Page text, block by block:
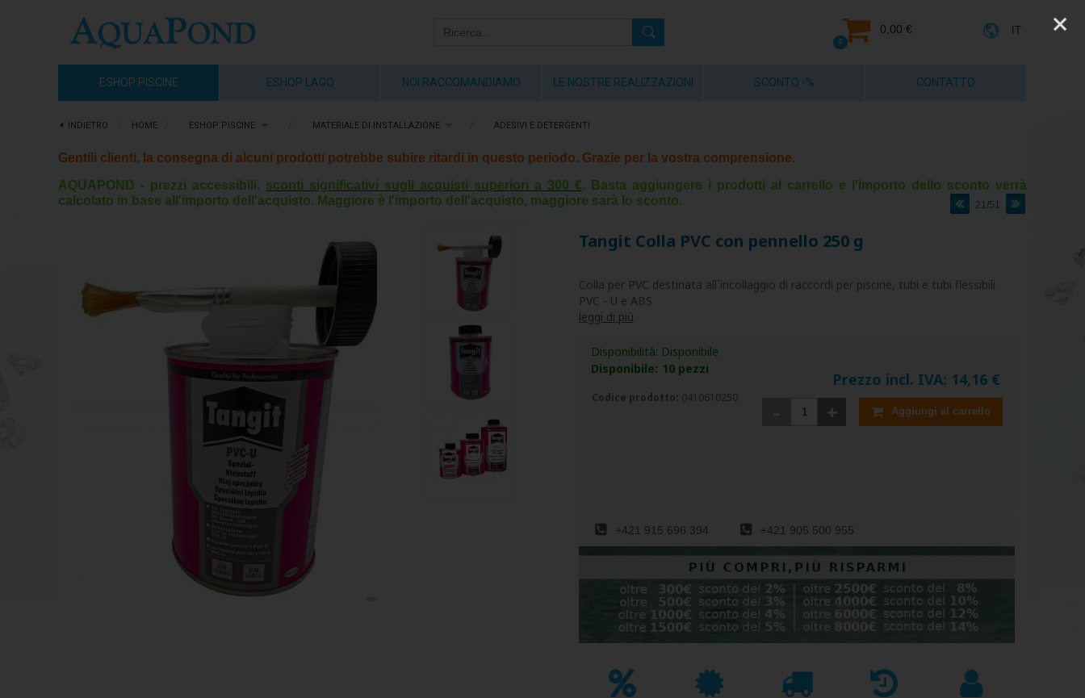
0,00 €
0
IT
ESHOP PISCINE ESHOP LAGO NOI RACCOMANDIAMO LE NOSTRE REALIZZAZIONI SCONTO -% CONTATTO
INDIETRO HOME ESHOP PISCINE MATERIALE DI INSTALLAZIONE ADESIVI E DETERGENTI
Gentili clienti, la consegna di alcuni prodotti potrebbe subire ritardi in questo periodo. Grazie per la vostra comprensione.
AQUAPOND - prezzi accessibili, sconti significativi sugli acquisti superiori a 300 €. Basta aggiungere i prodotti al carrello e l'importo dello sconto verrà
calcolato in base all'importo dell'acquisto. Maggiore è l'importo dell'acquisto, maggiore sarà lo sconto.
21/51
Tangit Colla PVC con pennello 250 g
Colla per PVC destinata all`incollaggio di raccordi per piscine, tubi e tubi flessibili
PVC - U e ABS
leggi di più
Codice prodotto: 0410610250
Disponibilità: Disponibile
Disponibile: 10 pezzi
Prezzo incl. IVA: 14,16 €
+ Aggiungi al carrello
+421 915 696 394 +421 905 500 955